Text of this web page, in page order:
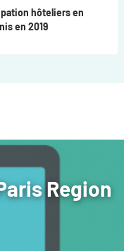
hôteliers en
en 2019
Region